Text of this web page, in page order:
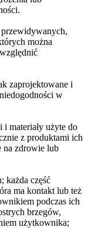
można
zaprojektowane i
w
i materiały użyte do
z produktami ich
na zdrowie lub
każda część
ma kontakt lub też
podczas ich
brzegów,
użytkownika;